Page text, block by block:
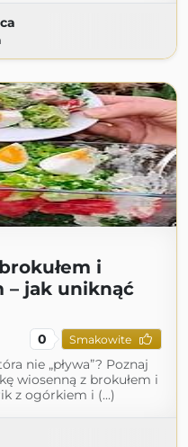
i
– jak uniknąć
0 Smakowite
nie „pływa”? Poznaj
wiosenną z brokułem i
z ogórkiem i (...)